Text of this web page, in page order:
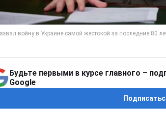
Будьте первыми в курсе главного –
Google